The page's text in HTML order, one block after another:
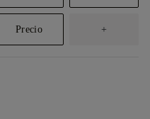
Precio +